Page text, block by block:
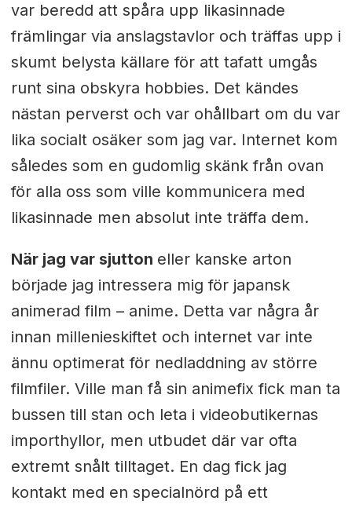
var beredd att spåra upp likasinnade
främlingar via anslagstavlor och träffas upp i
skumt belysta källare för att tafatt umgås
runt sina obskyra hobbies. Det kändes
nästan perverst och var ohållbart om du var
lika socialt osäker som jag var. Internet kom
således som en gudomlig skänk från ovan
för alla oss som ville kommunicera med
likasinnade men absolut inte träffa dem.
När jag var sjutton eller kanske arton
började jag intressera mig för japansk
animerad film – anime. Detta var några år
innan millenieskiftet och internet var inte
ännu optimerat för nedladdning av större
filmfiler. Ville man få sin animefix fick man ta
bussen till stan och leta i videobutikernas
importhyllor, men utbudet där var ofta
extremt snålt tilltaget. En dag fick jag
kontakt med en specialnörd på ett